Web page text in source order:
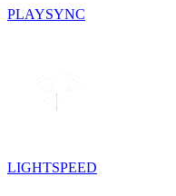
PLAYSYNC
LIGHTSPEED